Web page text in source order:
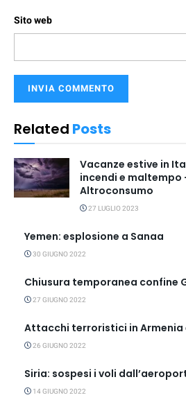
Sito web
Related Posts
Vacanze estive in
incendi e maltempo
Altroconsumo
27 LUGLIO 2023
Yemen: esplosione a Sanaa
30 GIUGNO 2022
Chiusura temporanea confine
27 GIUGNO 2022
Attacchi terroristici in Armenia
26 GIUGNO 2022
Siria: sospesi i voli
14 GIUGNO 2022